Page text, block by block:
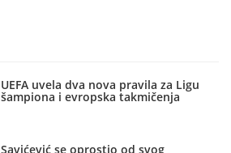
UEFA uvela dva nova pravila za Ligu
šampiona i evropska takmičenja
Savićević se oprostio od svog